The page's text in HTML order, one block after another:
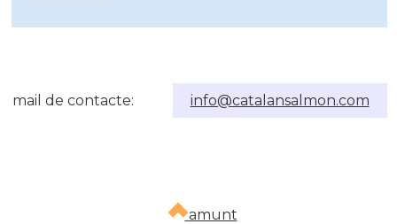
mail de contacte: info@catalansalmon.com
amunt